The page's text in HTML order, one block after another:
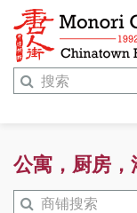
公寓，厨房